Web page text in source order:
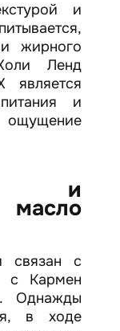
и
жирного
Ленд
является
и
и
масло
связан с
с Кармен
Однажды
в ходе